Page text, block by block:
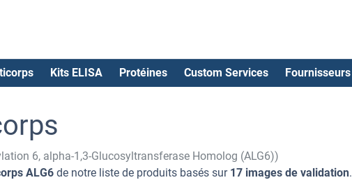
Kits ELISA Protéines Custom Services Fournisseurs
6, alpha-1,3-Glucosyltransferase Homolog (ALG6))
ALG6 de notre liste de produits basés sur 17 images de validation.